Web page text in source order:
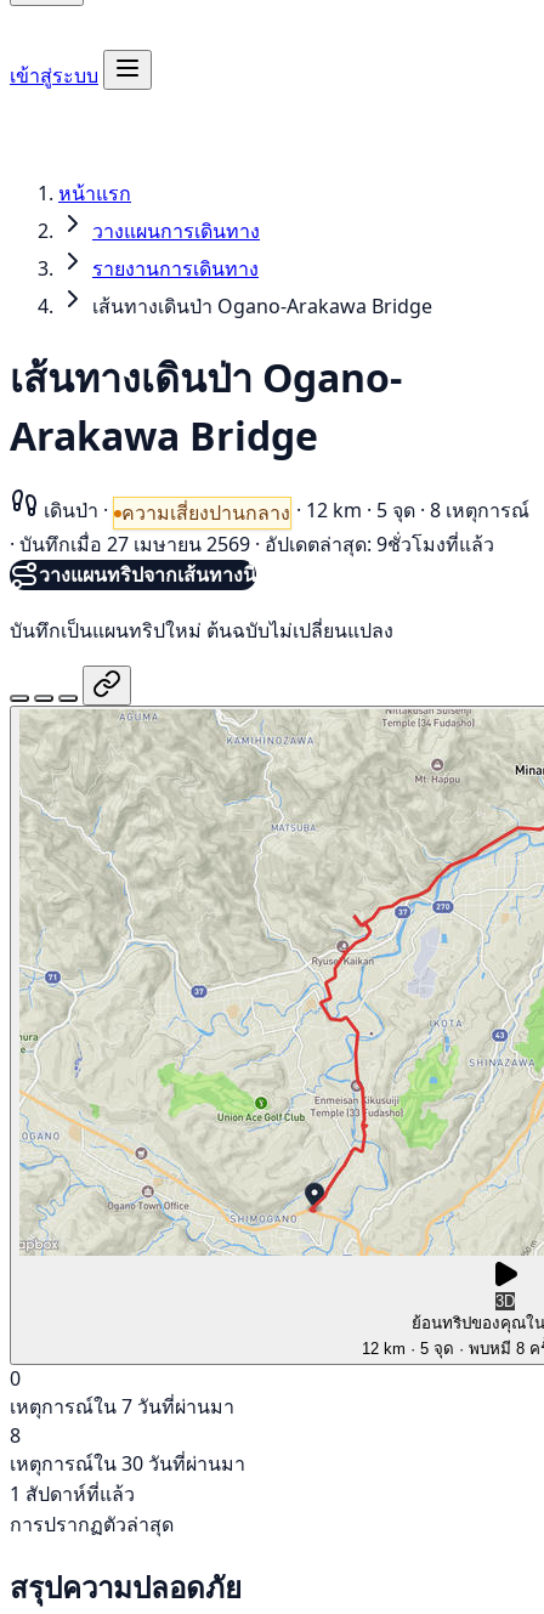
เข้าสู่ระบบ
หน้าแรก
วางแผนการเดินทาง
รายงานการเดินทาง
เส้นทางเดินป่า Ogano-Arakawa Bridge
เส้นทางเดินป่า Ogano-
Arakawa Bridge
เดินป่า · ความเสี่ยงปานกลาง · 12 km · 5 จุด · 8 เหตุการณ์
· บันทึกเมื่อ 27 เมษายน 2569 · อัปเดตล่าสุด: 9ชั่วโมงที่แล้ว
วางแผนทริปจากเส้นทางนี้
บันทึกเป็นแผนทริปใหม่ ต้นฉบับไม่เปลี่ยนแปลง
3D
ย้อนทริปของคุณใ
12 km · 5 จุด · พบหมี 8
0
เหตุการณ์ใน 7 วันที่ผ่านมา
8
เหตุการณ์ใน 30 วันที่ผ่านมา
1 สัปดาห์ที่แล้ว
การปรากฏตัวล่าสุด
สรุปความปลอดภัย